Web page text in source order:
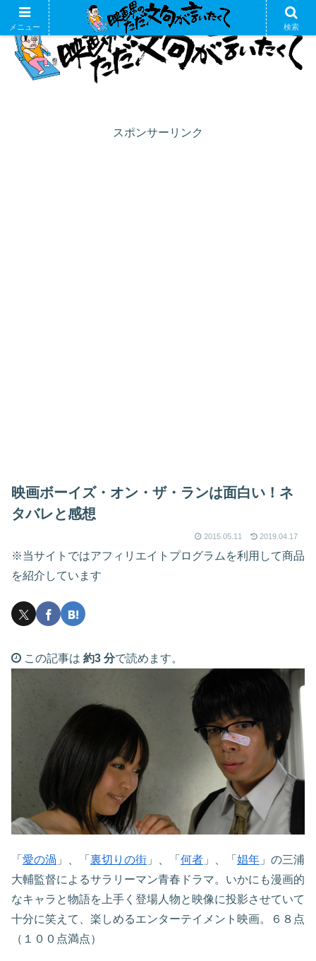
スポンサーリンク
映画ボーイズ・オン・ザ・ランは面白い！ネ
タバレと感想
2015.05.11 2019.04.17
※当サイトではアフィリエイトプログラムを利用して商品
を紹介しています
この記事は 約3 分で読めます。
「 愛の渦 」、「 裏切りの街 」、「 何者 」、「 娼年 」の三浦
大輔監督によるサラリーマン青春ドラマ。いかにも漫画的
なキャラと物語を上手く登場人物と映像に投影させていて
十分に笑えて、楽しめるエンターテイメント映画。６８点
（１００点満点）
メニュー 検索